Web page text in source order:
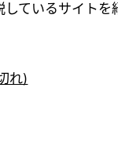
ているサイトを
れ)